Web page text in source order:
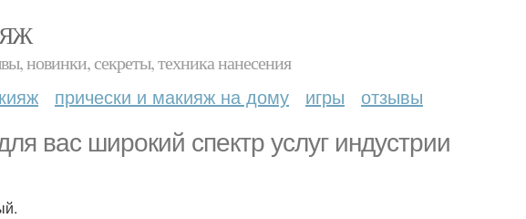
новинки, секреты, техника нанесения
прически и макияж на дому игры отзывы
вас широкий спектр услуг индустрии